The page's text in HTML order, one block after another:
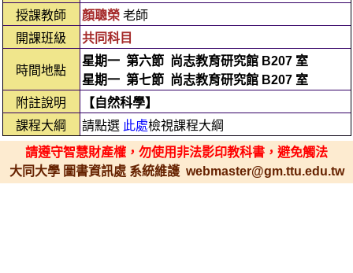
授課教師
顏聰榮老師
開課班級
共同科目
時間地點
星期一 第六節
尚志教育研究館 B207 室
星期一 第七節
尚志教育研究館 B207 室
附註說明
【自然科學】
課程大綱
請點選 此處檢視課程大綱
請遵守智慧財產權，勿使用非法影印教科書，避免觸法
大同大學 圖書資訊處 系統維護 webmaster@gm.ttu.edu.tw